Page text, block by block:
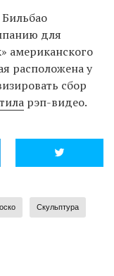
для
американского
расположена у
сбор
рэп-видео.
Скульптура